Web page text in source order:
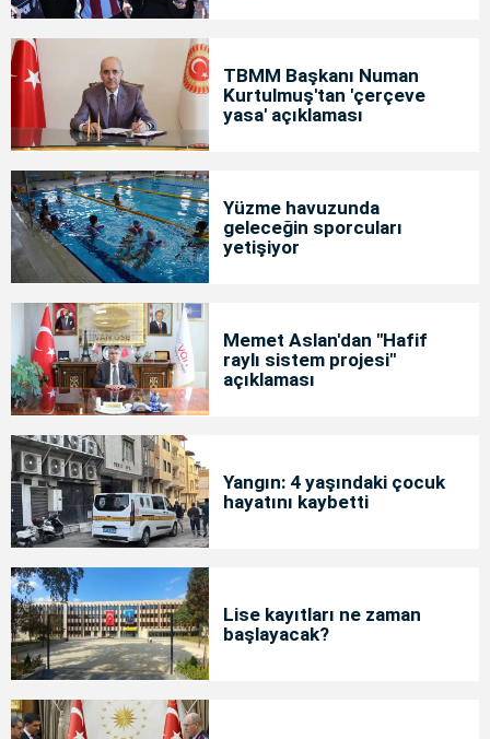
TBMM Başkanı Numan
Kurtulmuş'tan 'çerçeve
yasa' açıklaması
Yüzme havuzunda
geleceğin sporcuları
yetişiyor
Memet Aslan'dan "Hafif
raylı sistem projesi"
açıklaması
Yangın: 4 yaşındaki çocuk
hayatını kaybetti
Lise kayıtları ne zaman
başlayacak?